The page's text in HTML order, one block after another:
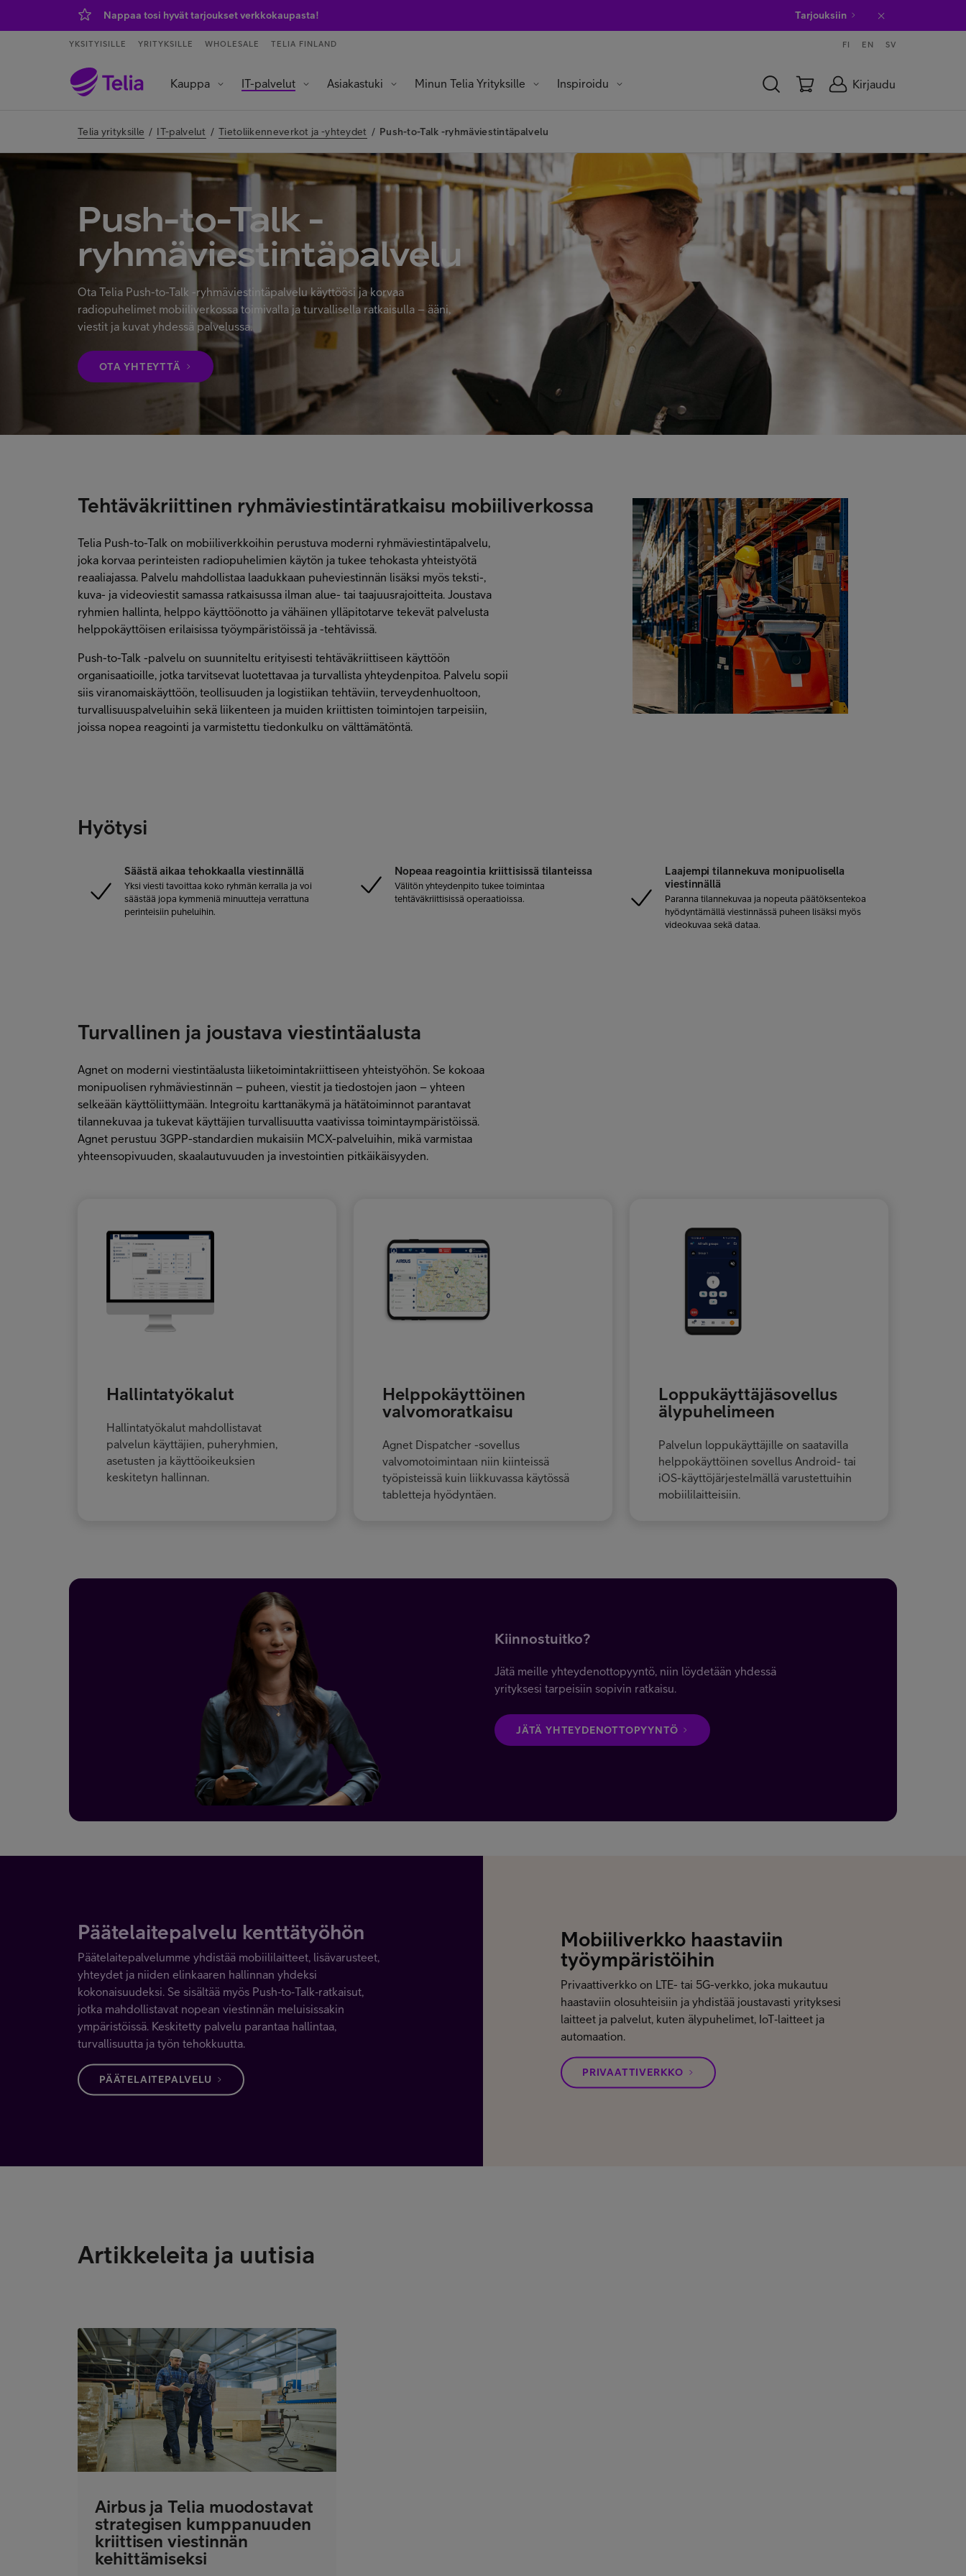
Nappaa tosi hyvät tarjoukset verkkokaupasta! Tarjouksiin
YKSITYISILLE YRITYKSILLE WHOLESALE TELIA FINLAND FI EN SV
Kauppa IT-palvelut Asiakastuki Minun Telia Yrityksille Inspiroidu Kirjaudu
Telia yrityksille / IT-palvelut / Tietoliikenneverkot ja -yhteydet / Push-to-Talk -ryhmäviestintäpalvelu
Push-to-Talk -
ryhmäviestintäpalvelu
Ota Telia Push-to-Talk -ryhmäviestintäpalvelu käyttöösi ja korvaa
radiopuhelimet mobiiliverkossa toimivalla ja turvallisella ratkaisulla – ääni,
viestit ja kuvat yhdessä palvelussa.
OTA YHTEYTTÄ
Tehtäväkriittinen ryhmäviestintäratkaisu mobiiliverkossa
Telia Push-to-Talk on mobiiliverkkoihin perustuva moderni ryhmäviestintäpalvelu,
joka korvaa perinteisten radiopuhelimien käytön ja tukee tehokasta yhteistyötä
reaaliajassa. Palvelu mahdollistaa laadukkaan puheviestinnän lisäksi myös teksti-,
kuva- ja videoviestit samassa ratkaisussa ilman alue- tai taajuusrajoitteita. Joustava
ryhmien hallinta, helppo käyttöönotto ja vähäinen ylläpitotarve tekevät palvelusta
helppokäyttöisen erilaisissa työympäristöissä ja -tehtävissä.
Push-to-Talk -palvelu on suunniteltu erityisesti tehtäväkriittiseen käyttöön
organisaatioille, jotka tarvitsevat luotettavaa ja turvallista yhteydenpitoa. Palvelu sopii
siis viranomaiskäyttöön, teollisuuden ja logistiikan tehtäviin, terveydenhuoltoon,
turvallisuuspalveluihin sekä liikenteen ja muiden kriittisten toimintojen tarpeisiin,
joissa nopea reagointi ja varmistettu tiedonkulku on välttämätöntä.
Hyötysi
Säästä aikaa tehokkaalla viestinnällä
Yksi viesti tavoittaa koko ryhmän kerralla ja voi
säästää jopa kymmeniä minuutteja verrattuna
perinteisiin puheluihin.
Nopeaa reagointia kriittisissä tilanteissa
Välitön yhteydenpito tukee toimintaa
tehtäväkriittisissä operaatioissa.
Laajempi tilannekuva monipuolisella
viestinnällä
Paranna tilannekuvaa ja nopeuta päätöksentekoa
hyödyntämällä viestinnässä puheen lisäksi myös
videokuvaa sekä dataa.
Turvallinen ja joustava viestintäalusta
Agnet on moderni viestintäalusta liiketoimintakriittiseen yhteistyöhön. Se kokoaa
monipuolisen ryhmäviestinnän – puheen, viestit ja tiedostojen jaon – yhteen
selkeään käyttöliittymään. Integroitu karttanäkymä ja hätätoiminnot parantavat
tilannekuvaa ja tukevat käyttäjien turvallisuutta vaativissa toimintaympäristöissä.
Agnet perustuu 3GPP-standardien mukaisiin MCX-palveluihin, mikä varmistaa
yhteensopivuuden, skaalautuvuuden ja investointien pitkäikäisyyden.
Hallintatyökalut
Hallintatyökalut mahdollistavat
palvelun käyttäjien, puheryhmien,
asetusten ja käyttöoikeuksien
keskitetyn hallinnan.
Helppokäyttöinen
valvomoratkaisu
Agnet Dispatcher -sovellus
valvomotoimintaan niin kiinteissä
työpisteissä kuin liikkuvassa käytössä
tabletteja hyödyntäen.
Loppukäyttäjäsovellus
älypuhelimeen
Palvelun loppukäyttäjille on saatavilla
helppokäyttöinen sovellus Android- tai
iOS-käyttöjärjestelmällä varustettuihin
mobiililaitteisiin.
Kiinnostuitko?
Jätä meille yhteydenottopyyntö, niin löydetään yhdessä
yrityksesi tarpeisiin sopivin ratkaisu.
JÄTÄ YHTEYDENOTTOPYYNTÖ
Päätelaitepalvelu kenttätyöhön
Päätelaitepalvelumme yhdistää mobiililaitteet, lisävarusteet,
yhteydet ja niiden elinkaaren hallinnan yhdeksi
kokonaisuudeksi. Se sisältää myös Push‑to‑Talk‑ratkaisut,
jotka mahdollistavat nopean viestinnän meluisissakin
ympäristöissä. Keskitetty palvelu parantaa hallintaa,
turvallisuutta ja työn tehokkuutta.
PÄÄTELAITEPALVELU
Mobiiliverkko haastaviin
työympäristöihin
Privaattiverkko on LTE- tai 5G-verkko, joka mukautuu
haastaviin olosuhteisiin ja yhdistää joustavasti yrityksesi
laitteet ja palvelut, kuten älypuhelimet, IoT‑laitteet ja
automaation.
PRIVAATTIVERKKO
Artikkeleita ja uutisia
Airbus ja Telia muodostavat
strategisen kumppanuuden
kriittisen viestinnän
kehittämiseksi